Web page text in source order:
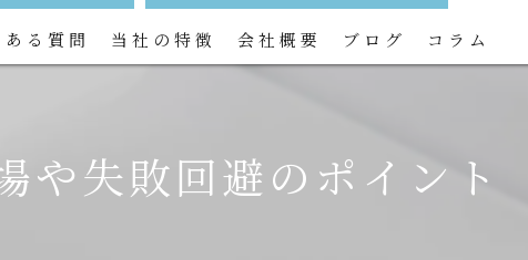
ある質問 当社の特徴
水回り
会社概要 ブログ コラム
や失敗回避のポイント